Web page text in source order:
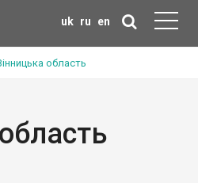
uk ru en
область